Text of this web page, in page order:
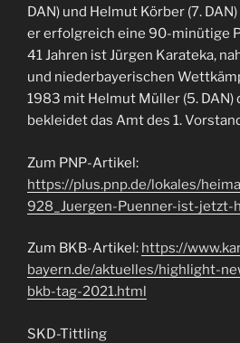
DAN) und Helmut Körber (7.
er erfolgreich eine 90-minütige
41 Jahren ist Jürgen Karateka,
und niederbayerischen
1983 mit Helmut Müller (5. DAN)
bekleidet das Amt des 1.
Zum PNP-Artikel:
https://plus.pnp.de/lokales/
928_Juergen-Puenner-ist-jetzt-
Zum BKB-Artikel: https://
bayern.de/aktuelles/highlight-
bkb-tag-2021.html
SKD-Tittling